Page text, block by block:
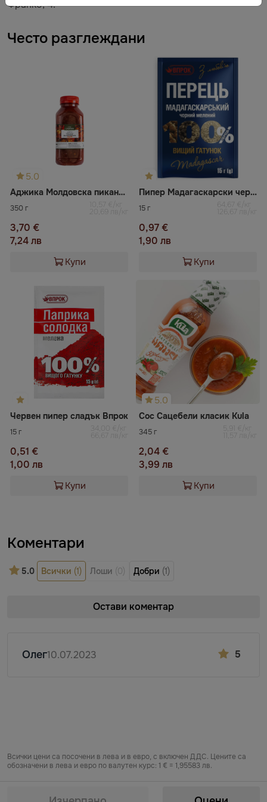
Франко, 4.
Често разглеждани
5.0
Аджика Молдовска пикантна Din Camara
350 г 10,57 €/кг
20,69 лв/кг
3,70 €
7,24 лв
Купи
Пипер Мадагаскарски черен млян Впрок
15 г 64,67 €/кг
126,67 лв/кг
0,97 €
1,90 лв
Купи
Червен пипер сладък Впрок
15 г 34,00 €/кг
66,67 лв/кг
0,51 €
1,00 лв
Купи
5.0
Сос Сацебели класик Kula
345 г 5,91 €/кг
11,57 лв/кг
2,04 €
3,99 лв
Купи
Коментари
5.0 Всички (1) Лоши (0) Добри (1)
Остави коментар
5
Олег10.07.2023
Всички цени са посочени в лева и в евро, с включен ДДС. Цените са
обозначени в лева и евро по валутен курс: 1 € = 1,95583 лв.
на еврото в Република България от „БЕРЬОЗКА БЪЛГАРИЯ“ ЕООД от